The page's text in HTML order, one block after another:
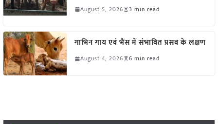
August 5, 2026 3 min read
गाभिन गाय एवं भैंस में संभावित प्रसव के लक्षण
August 4, 2026 6 min read